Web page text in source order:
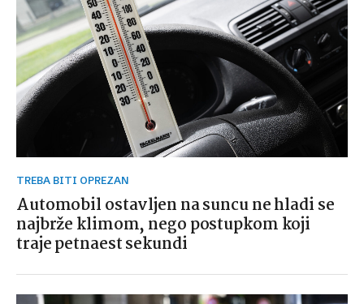
TREBA BITI OPREZAN
Automobil ostavljen na suncu ne hladi se
najbrže klimom, nego postupkom koji
traje petnaest sekundi